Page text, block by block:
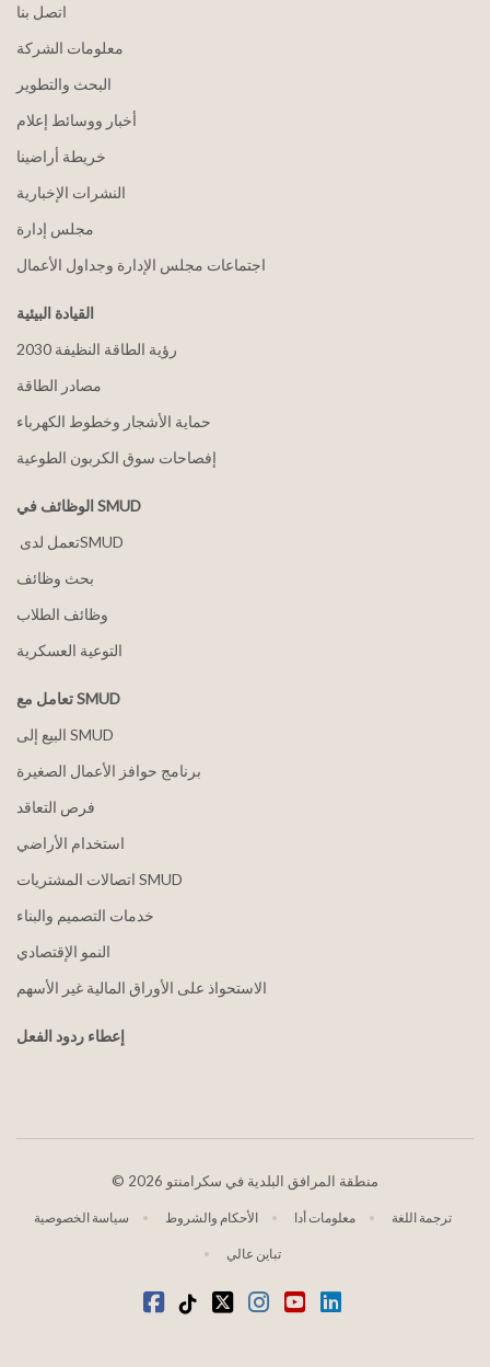
اتصل بنا
معلومات الشركة
البحث والتطوير
أخبار ووسائط إعلام
خريطة أراضينا
النشرات الإخبارية
مجلس إدارة
اجتماعات مجلس الإدارة وجداول الأعمال
القيادة البيئية
2030 رؤية الطاقة النظيفة
مصادر الطاقة
حماية الأشجار وخطوط الكهرباء
إفصاحات سوق الكربون الطوعية
الوظائف في SMUD
بحث وظائف
وظائف الطلاب
التوعية العسكرية
تعامل مع SMUD
البيع إلى SMUD
برنامج حوافز الأعمال الصغيرة
فرص التعاقد
استخدام الأراضي
اتصالات المشتريات SMUD
خدمات التصميم والبناء
النمو الإقتصادي
الاستحواذ على الأوراق المالية غير الأسهم
إعطاء ردود الفعل
© 2026 منطقة المرافق البلدية في سكرامنتو
سياسة الخصوصية الأحكام والشروط معلومات أدا ترجمة اللغة
تباين عالي
فيسبوك
تيكتوك
تويترانستغرامينكدين